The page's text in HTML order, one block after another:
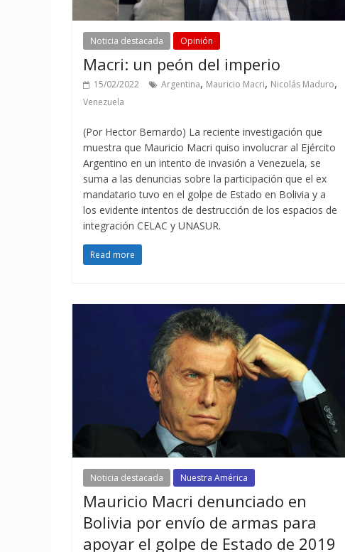
Noticia destacada Opinión
Macri: un peón del imperio
15/02/2022 Argentina, Mauricio Macri, Nicolás Maduro,
Venezuela
(Por Hector Bernardo) La reciente investigación que
muestra que Mauricio Macri quiso involucrar al Ejército
Argentino en un intento de invasión a Venezuela, se
suma a las denuncias sobre la participación que el ex
mandatario tuvo en el golpe de Estado en Bolivia y a
los evidente intentos de destrucción de los espacios de
integración CELAC y UNASUR.
Read more
Noticia destacada Nuestra América
Mauricio Macri denunciado en
Bolivia por envío de armas para
apoyar el golpe de Estado de 2019